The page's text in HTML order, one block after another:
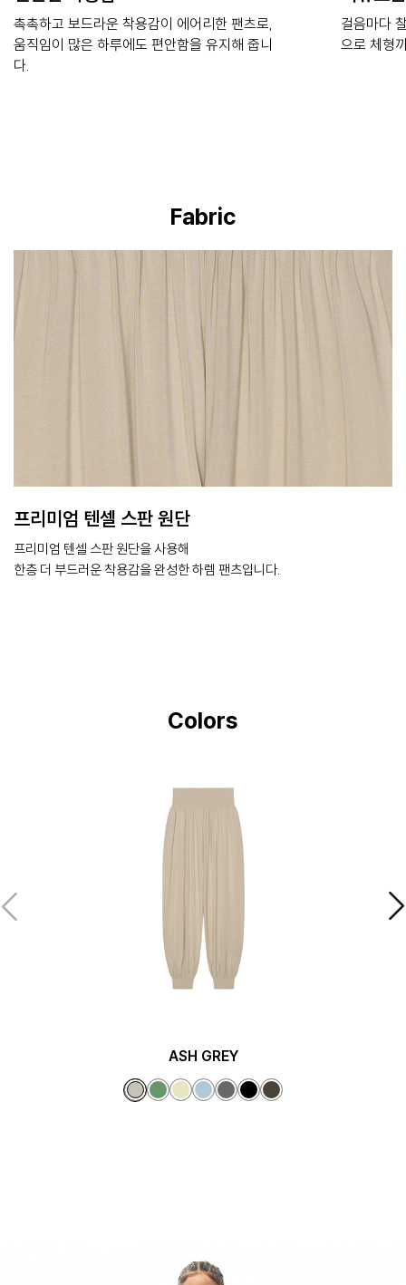
촉촉하고 보드라운 착용감이 에어리한 팬츠로,
움직임이 많은 하루에도 편안함을 유지해 줍니
다.
걸음마다
으로 체형
Fabric
프리미엄 텐셀 스판 원단
프리미엄 텐셀 스판 원단을 사용해
한층 더 부드러운 착용감을 완성한 하렘 팬츠입니다.
Colors
ASH GREY